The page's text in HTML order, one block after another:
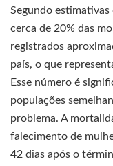
Segundo estimativas
cerca de 20% das
registrados
país, o que
Esse número é
populações
problema. A
falecimento de
42 dias após o